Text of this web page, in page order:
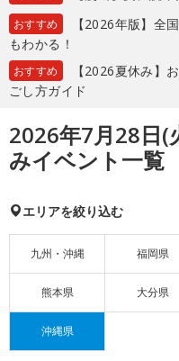
おすすめ
【2026年版】全
もわかる！
おすすめ
【2026夏休み】
ごし方ガイド
2026年7月28日(
みイベント一覧
エリアを絞り込む
九州・沖縄 福岡県
熊本県 大分県
沖縄県